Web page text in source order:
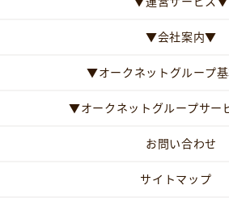
▼会社案内▼
▼オークネットグループ
▼オークネットグループサー
お問い合わせ
サイトマップ